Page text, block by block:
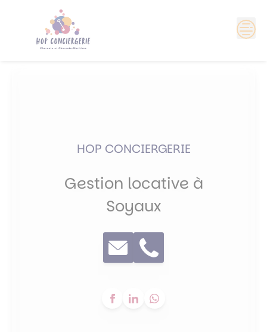
HOP CONCIERGERIE
Gestion locative à
Soyaux